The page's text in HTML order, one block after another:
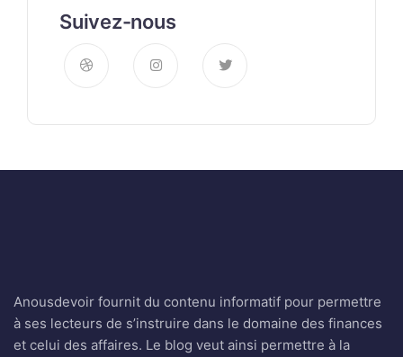
Suivez-nous
Anousdevoir fournit du contenu informatif pour permettre
à ses lecteurs de s’instruire dans le domaine des finances
et celui des affaires. Le blog veut ainsi permettre à la